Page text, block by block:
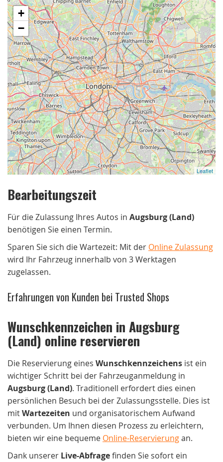
+
−
Leaflet
Bearbeitungszeit
Für die Zulassung Ihres Autos in Augsburg (Land)
benötigen Sie einen Termin.
Sparen Sie sich die Wartezeit: Mit der Online Zulassung
wird Ihr Fahrzeug innerhalb von 3 Werktagen
zugelassen.
Erfahrungen von Kunden bei Trusted Shops
Wunschkennzeichen in Augsburg
(Land) online reservieren
Die Reservierung eines Wunschkennzeichens ist ein
wichtiger Schritt bei der Fahrzeuganmeldung in
Augsburg (Land). Traditionell erfordert dies einen
persönlichen Besuch bei der Zulassungsstelle. Dies ist
mitWartezeiten und organisatorischem Aufwand
verbunden. Um Ihnen diesen Prozess zu erleichtern,
bieten wir eine bequeme Online-Reservierungan.
Dank unserer Live-Abfragefinden Sie sofort ein